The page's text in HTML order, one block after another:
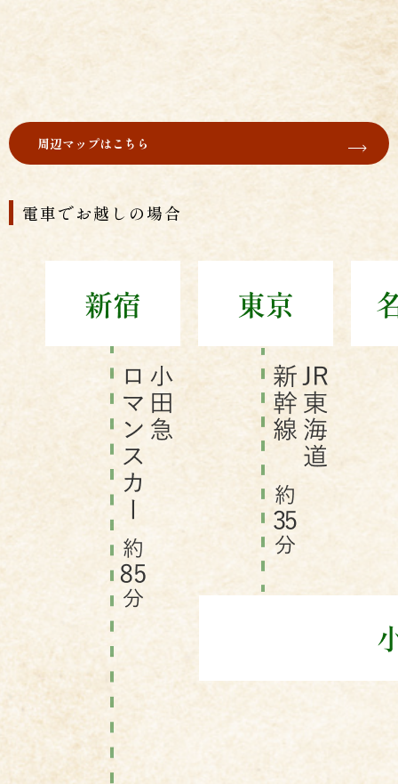
周辺マップはこちら
電車でお越しの場合